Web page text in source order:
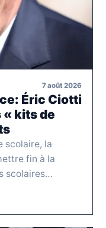
7 août 2026
Éric Ciotti
kits de
scolaire, la
fin à la
scolaires…